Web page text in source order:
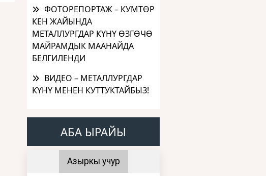
ФОТОРЕПОРТАЖ – КУМТӨР
КЕН ЖАЙЫНДА
МЕТАЛЛУРГДАР КҮНҮ ӨЗГӨЧӨ
МАЙРАМДЫК МААНАЙДА
БЕЛГИЛЕНДИ
ВИДЕО – МЕТАЛЛУРГДАР
КҮНҮ МЕНЕН КУТТУКТАЙБЫЗ!
АБА ЫРАЙЫ
Азыркы учур